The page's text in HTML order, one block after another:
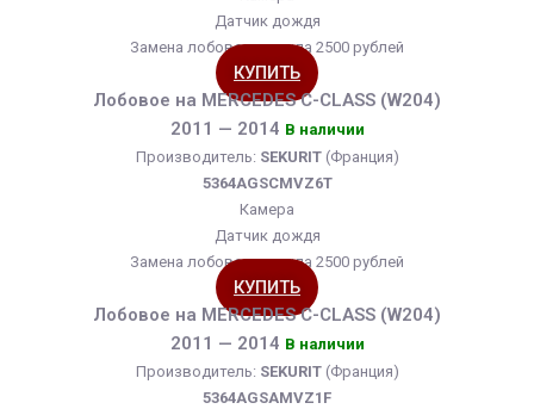
Датчик дождя
Замена лобового стекла 2500 рублей
КУПИТЬ
Лобовое на MERCEDES C-CLASS (W204)
2011 — 2014 В наличии
Производитель: SEKURIT(Франция)
5364AGSCMVZ6T
Камера
Датчик дождя
Замена лобового стекла 2500 рублей
КУПИТЬ
Лобовое на MERCEDES C-CLASS (W204)
2011 — 2014 В наличии
Производитель: SEKURIT(Франция)
5364AGSAMVZ1F